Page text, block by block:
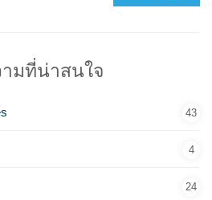
มที่น่าสนใจ
43
4
24